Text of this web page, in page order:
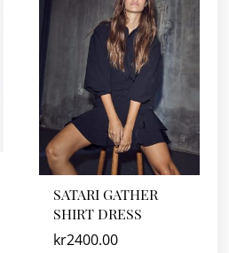
SATARI GATHER
SHIRT DRESS
kr2400.00